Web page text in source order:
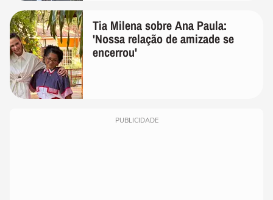
Tia Milena sobre Ana Paula:
'Nossa relação de amizade se
encerrou'
PUBLICIDADE